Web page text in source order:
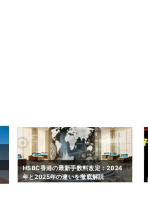
HSBC香港の最新手数料改定：2024
年と2025年の違いを徹底解説